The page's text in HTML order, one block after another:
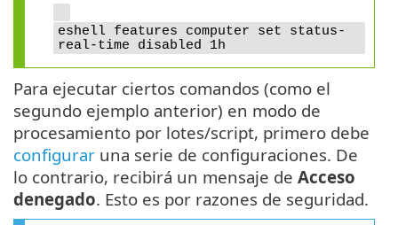
eshell features computer set status-
real-time disabled 1h
Para ejecutar ciertos comandos (como el
segundo ejemplo anterior) en modo de
procesamiento por lotes/script, primero debe
configurar una serie de configuraciones. De
lo contrario, recibirá un mensaje de Acceso
denegado. Esto es por razones de seguridad.